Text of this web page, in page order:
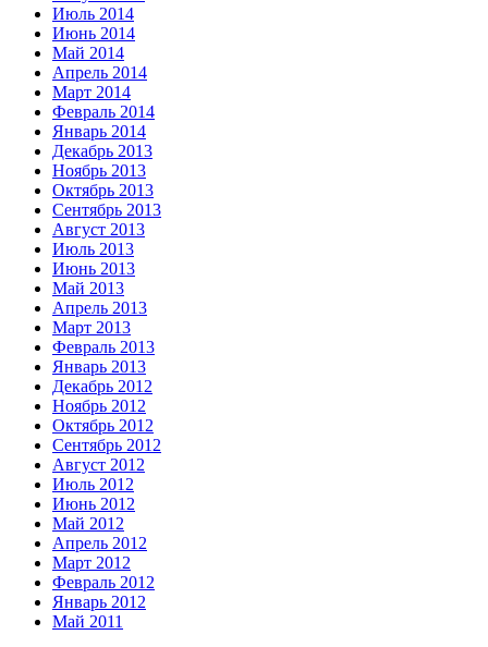
Июль 2014
Июнь 2014
Май 2014
Апрель 2014
Март 2014
Февраль 2014
Январь 2014
Декабрь 2013
Ноябрь 2013
Октябрь 2013
Сентябрь 2013
Август 2013
Июль 2013
Июнь 2013
Май 2013
Апрель 2013
Март 2013
Февраль 2013
Январь 2013
Декабрь 2012
Ноябрь 2012
Октябрь 2012
Сентябрь 2012
Август 2012
Июль 2012
Июнь 2012
Май 2012
Апрель 2012
Март 2012
Февраль 2012
Январь 2012
Май 2011